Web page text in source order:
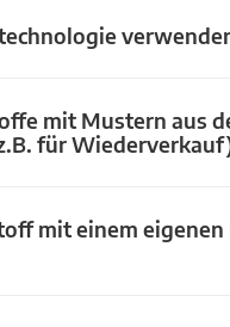
mit Mustern aus
für
mit einem